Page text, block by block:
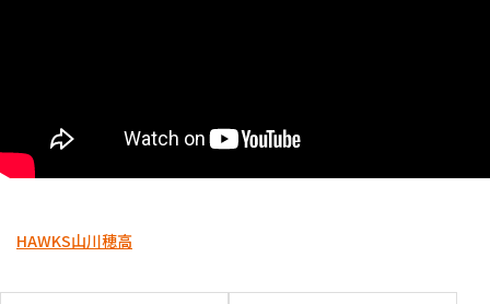
HAWKS山川穂高